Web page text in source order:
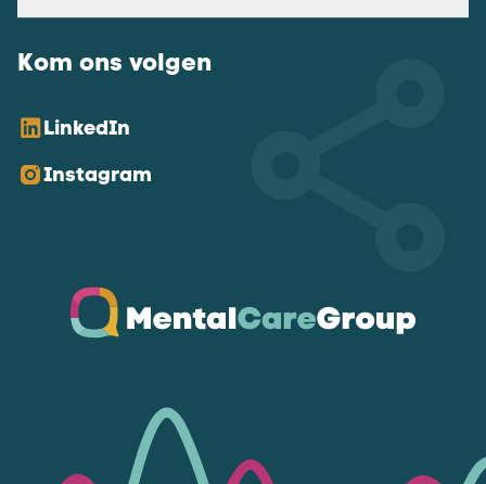
Kom ons volgen
LinkedIn
Instagram